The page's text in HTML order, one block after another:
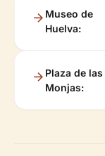
Museo de
Huelva:
Plaza de las
Monjas: